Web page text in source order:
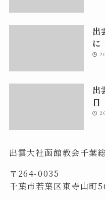
出
に
出
出雲大社函館教会千葉
〒264-0035
千葉市若葉区東寺山町